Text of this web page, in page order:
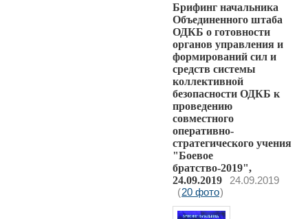
Брифинг начальника
Объединенного штаба
ОДКБ о готовности
органов управления и
формирований сил и
средств системы
коллективной
безопасности ОДКБ к
проведению
совместного
оперативно-
стратегического учения
"Боевое
братство-2019",
24.09.2019
24.09.2019
(20 фото)